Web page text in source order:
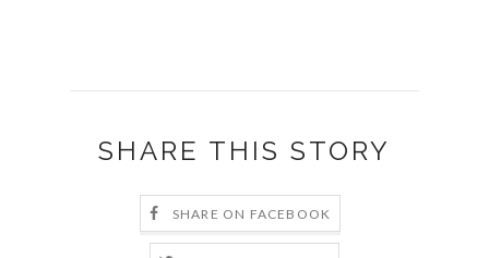
SHARE THIS STORY
SHARE ON FACEBOOK